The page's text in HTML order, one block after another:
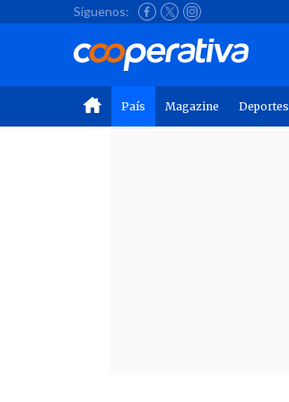
Síguenos:
País Magazine Deportes